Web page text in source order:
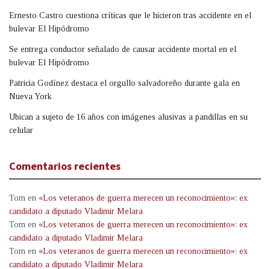
Ernesto Castro cuestiona críticas que le hicieron tras accidente en el
bulevar El Hipódromo
Se entrega conductor señalado de causar accidente mortal en el
bulevar El Hipódromo
Patricia Godínez destaca el orgullo salvadoreño durante gala en
Nueva York
Ubican a sujeto de 16 años con imágenes alusivas a pandillas en su
celular
Comentarios recientes
Tom en «Los veteranos de guerra merecen un reconocimiento»: ex
candidato a diputado Vladimir Melara
Tom en «Los veteranos de guerra merecen un reconocimiento»: ex
candidato a diputado Vladimir Melara
Tom en «Los veteranos de guerra merecen un reconocimiento»: ex
candidato a diputado Vladimir Melara